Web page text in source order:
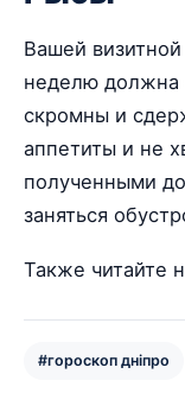
Вашей
неделю должна
скромны и
аппетиты и не
полученными
заняться
Также читайте
#гороскоп дніпро